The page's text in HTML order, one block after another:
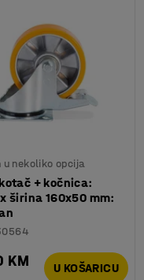
u nekoliko opcija
+ kočnica:
širina 160x50 mm:
KM U KOŠARICU